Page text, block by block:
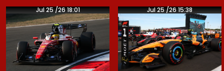
Jul 25 /26 18:01 Jul 25 /26 15:38